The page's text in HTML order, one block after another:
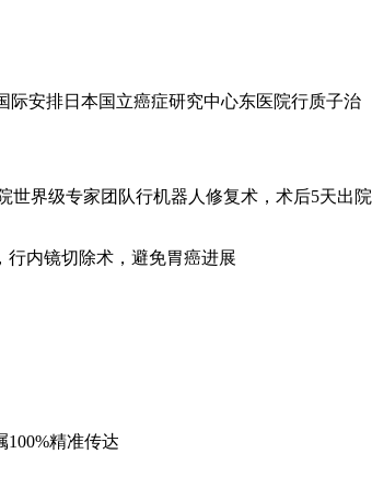
际安排日本国立癌症研究中心东医院行质子治
世界级专家团队行机器人修复术，术后5天出院
行内镜切除术，避免胃癌进展
精准传达